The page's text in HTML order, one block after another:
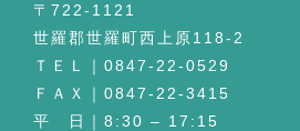
〒722-1121
世羅郡世羅町西上原118-2
ＴＥＬ｜0847-22-0529
ＦＡＸ｜0847-22-3415
平 日｜8:30 – 17:15